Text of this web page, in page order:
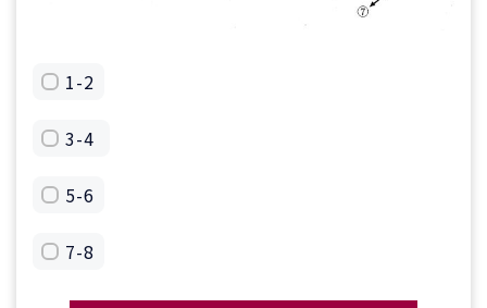
1-2
3-4
5-6
7-8